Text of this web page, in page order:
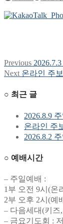
글
색
Previous Previous
post:
Next Next
온라인 주
○ 최근 글
2026.8.9
온라인 주
2026.8.2
○ 예배시간
– 주일예배 :
1부 오전 9시(온
2부 오후 2시(예
– 다음세대(키즈
– 금요기도회 :